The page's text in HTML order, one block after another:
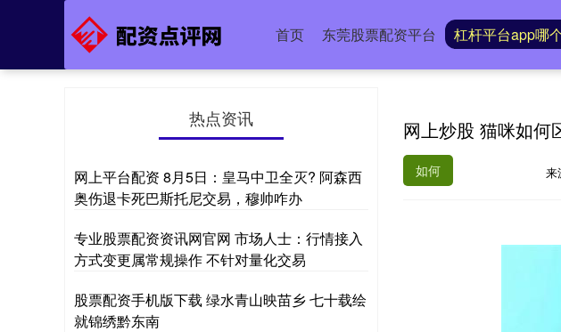
首页 东莞股票配资平台 杠杆平台app哪
网上炒股 猫咪如何
如何 来
热点资讯
网上平台配资 8月5日：皇马中卫全灭? 阿森西
奥伤退卡死巴斯托尼交易，穆帅咋办
专业股票配资资讯网官网 市场人士：行情接入
方式变更属常规操作 不针对量化交易
股票配资手机版下载 绿水青山映苗乡 七十载绘
就锦绣黔东南